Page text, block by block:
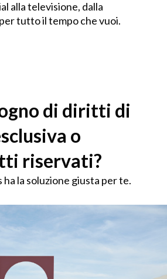
alla televisione, dalla
tutto il tempo che vuoi.
di diritti di
o
riservati?
la soluzione giusta per te.